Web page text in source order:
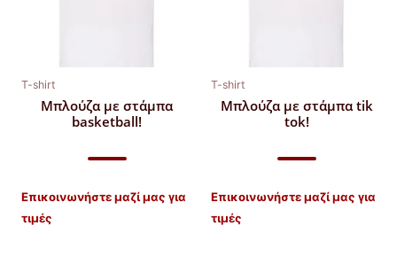
T-shirt
Μπλούζα με στάμπα
basketball!
Επικοινωνήστε μαζί μας για
τιμές
T-shirt
Μπλούζα με στάμπα tik
tok!
Επικοινωνήστε μαζί μας για
τιμές